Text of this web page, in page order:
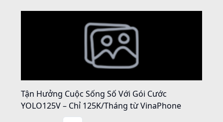
Tận Hưởng Cuộc Sống Số Với Gói Cước
YOLO125V – Chỉ 125K/Tháng từ VinaPhone